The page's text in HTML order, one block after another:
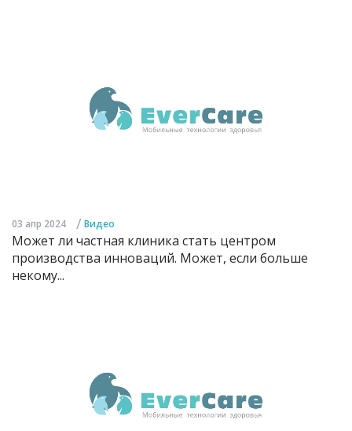
03 апр 2024 / Видео
Может ли частная клиника стать центром
производства инноваций. Может, если больше
некому...